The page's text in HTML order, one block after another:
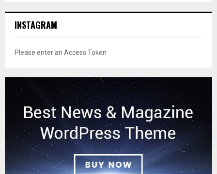
INSTAGRAM
Please enter an Access Token